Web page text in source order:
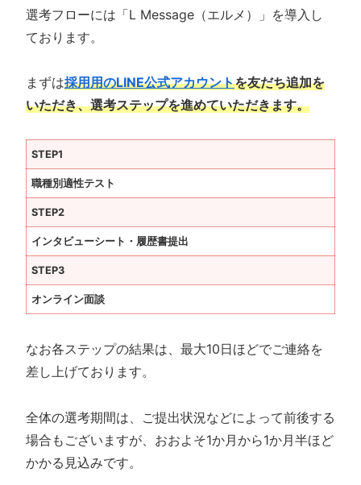
選考フローには「L Message（エルメ）」を導入し
ております。
まずは採用用のLINE公式アカウントを友だち追加を
いただき、選考ステップを進めていただきます。
STEP1
職種別適性テスト
STEP2
インタビューシート・履歴書提出
STEP3
オンライン面談
なお各ステップの結果は、最大10日ほどでご連絡を
差し上げております。
全体の選考期間は、ご提出状況などによって前後する
場合もございますが、おおよそ1か月から1か月半ほど
かかる見込みです。